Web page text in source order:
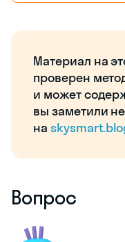
Материал на
проверен
и может
вы заметили
на
Вопрос